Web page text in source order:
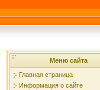
Меню сайта
Главная страница
Информация о сайте